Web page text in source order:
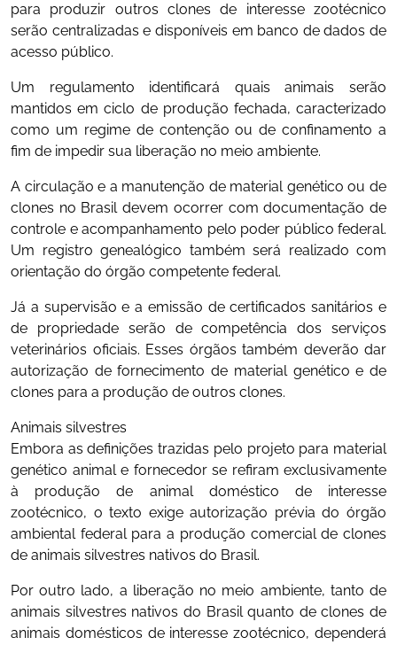
para produzir outros clones de interesse zootécnico
serão centralizadas e disponíveis em banco de dados de
acesso público.
Um regulamento identificará quais animais serão
mantidos em ciclo de produção fechada, caracterizado
como um regime de contenção ou de confinamento a
fim de impedir sua liberação no meio ambiente.
A circulação e a manutenção de material genético ou de
clones no Brasil devem ocorrer com documentação de
controle e acompanhamento pelo poder público federal.
Um registro genealógico também será realizado com
orientação do órgão competente federal.
Já a supervisão e a emissão de certificados sanitários e
de propriedade serão de competência dos serviços
veterinários oficiais. Esses órgãos também deverão dar
autorização de fornecimento de material genético e de
clones para a produção de outros clones.
Animais silvestres
Embora as definições trazidas pelo projeto para material
genético animal e fornecedor se refiram exclusivamente
à produção de animal doméstico de interesse
zootécnico, o texto exige autorização prévia do órgão
ambiental federal para a produção comercial de clones
de animais silvestres nativos do Brasil.
Por outro lado, a liberação no meio ambiente, tanto de
animais silvestres nativos do Brasil quanto de clones de
animais domésticos de interesse zootécnico, dependerá